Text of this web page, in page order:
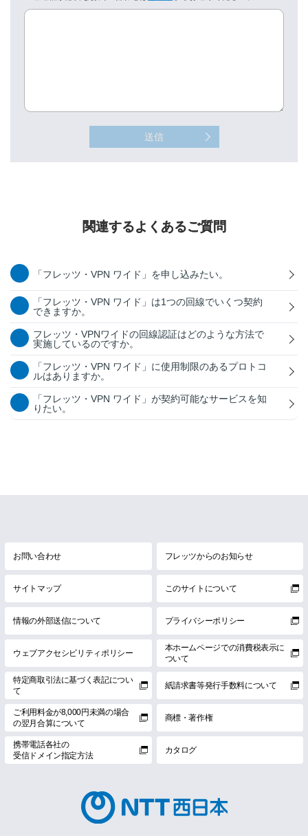
送信
関連するよくあるご質問
「フレッツ・VPN ワイド」を申し込みたい。
「フレッツ・VPN ワイド」は1つの回線でいくつ契約
できますか。
フレッツ・VPNワイドの回線認証はどのような方法で
実施しているのですか。
「フレッツ・VPN ワイド」に使用制限のあるプロトコ
ルはありますか。
「フレッツ・VPN ワイド」が契約可能なサービスを知
りたい。
お問い合わせ フレッツからのお知らせ
サイトマップ このサイトについて
情報の外部送信について プライバシーポリシー
ウェブアクセシビリティポリシー
本ホームページでの消費税表示に
ついて
特定商取引法に基づく表記につい
て
紙請求書等発行手数料について
ご利用料金が8,000円未満の場合
の翌月合算について
商標・著作権
携帯電話各社の
受信ドメイン指定方法
カタログ